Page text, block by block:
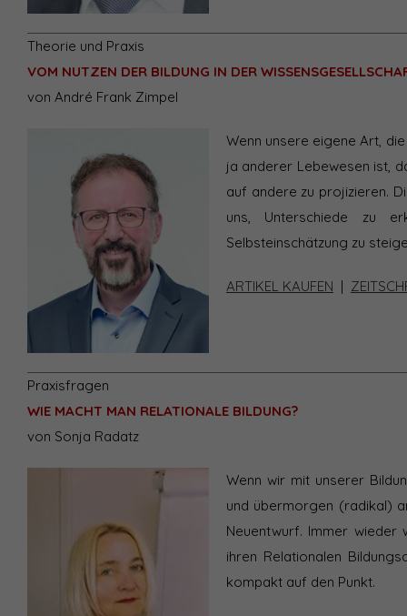
Theorie und Praxis
VOM NUTZEN DER BILDUNG IN DER
von André Frank Zimpel
Wenn unsere eigene Art,
ja anderer Lebewesen ist,
auf andere zu projizieren.
uns, Unterschiede zu
Selbsteinschätzung zu
ARTIKEL KAUFEN
Praxisfragen
WIE MACHT MAN RELATIONALE BILDUNG?
von Sonja Radatz
Wenn wir mit unserer
und übermorgen (radikal)
Neuentwurf. Immer wieder
ihren Relationalen
kompakt auf den Punkt.